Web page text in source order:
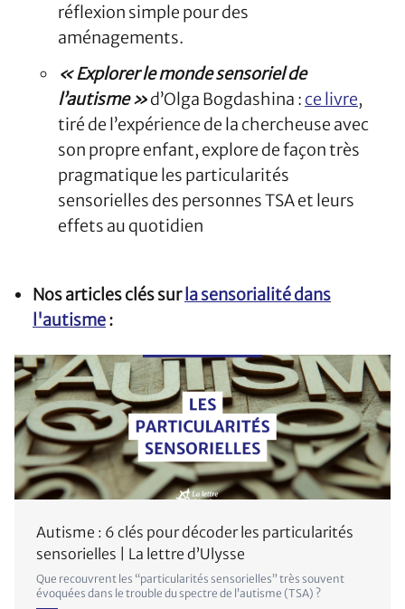
réflexion simple pour des
aménagements.
« Explorer le monde sensoriel de
l’autisme »d’Olga Bogdashina : ce livre,
tiré de l’expérience de la chercheuse avec
son propre enfant, explore de façon très
pragmatique les particularités
sensorielles des personnes TSA et leurs
effets au quotidien
Nos articles clés sur la sensorialité dans
l'autisme:
Autisme : 6 clés pour décoder les particularités
sensorielles | La lettre d’Ulysse
Que recouvrent les “particularités sensorielles” très souvent
évoquées dans le trouble du spectre de l’autisme (TSA) ?